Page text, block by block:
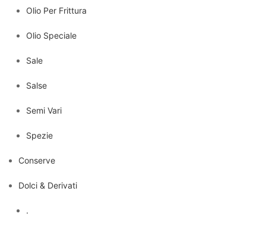
Olio Per Frittura
Olio Speciale
Sale
Salse
Semi Vari
Spezie
Conserve
Dolci & Derivati
.